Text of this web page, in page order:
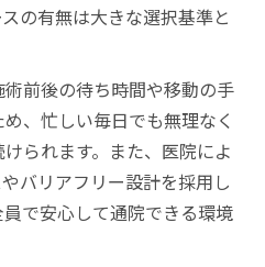
ないホワイトニング医院
術の見極め方とは
ング施術の選び方と注意
の有無は大きな選択基準と
前後の待ち時間や移動の手
、忙しい毎日でも無理なく
られます。また、医院によ
バリアフリー設計を採用し
で安心して通院できる環境